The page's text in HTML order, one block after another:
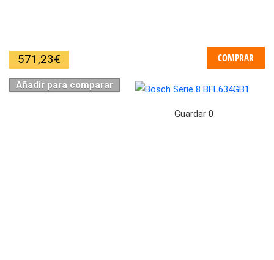
571,23€ COMPRAR
Añadir para comparar
Guardar 0